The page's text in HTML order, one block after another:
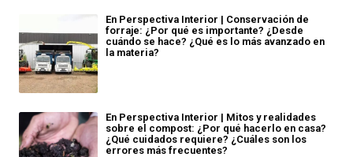
En Perspectiva Interior | Conservación de
forraje: ¿Por qué es importante? ¿Desde
cuándo se hace? ¿Qué es lo más avanzado en
la materia?
En Perspectiva Interior | Mitos y realidades
sobre el compost: ¿Por qué hacerlo en casa?
¿Qué cuidados requiere? ¿Cuáles son los
errores más frecuentes?